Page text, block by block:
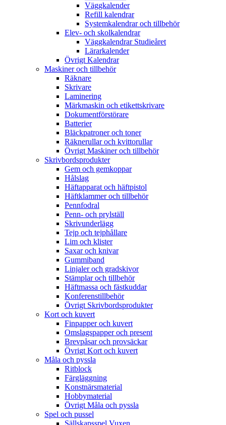
Väggkalender
Refill kalendrar
Systemkalendrar och tillbehör
Elev- och skolkalendrar
Väggkalendrar Studieåret
Lärarkalender
Övrigt Kalendrar
Maskiner och tillbehör
Räknare
Skrivare
Laminering
Märkmaskin och etikettskrivare
Dokumentförstörare
Batterier
Bläckpatroner och toner
Räknerullar och kvittorullar
Övrigt Maskiner och tillbehör
Skrivbordsprodukter
Gem och gemkoppar
Hålslag
Häftapparat och häftpistol
Häftklammer och tillbehör
Pennfodral
Penn- och prylställ
Skrivunderlägg
Tejp och tejphållare
Lim och klister
Saxar och knivar
Gummiband
Linjaler och gradskivor
Stämplar och tillbehör
Häftmassa och fästkuddar
Konferenstillbehör
Övrigt Skrivbordsprodukter
Kort och kuvert
Finpapper och kuvert
Omslagspapper och present
Brevpåsar och provsäckar
Övrigt Kort och kuvert
Måla och pyssla
Ritblock
Färgläggning
Konstnärsmaterial
Hobbymaterial
Övrigt Måla och pyssla
Spel och pussel
Sällskapsspel Vuxen